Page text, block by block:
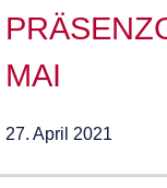
MAI
27. April 2021